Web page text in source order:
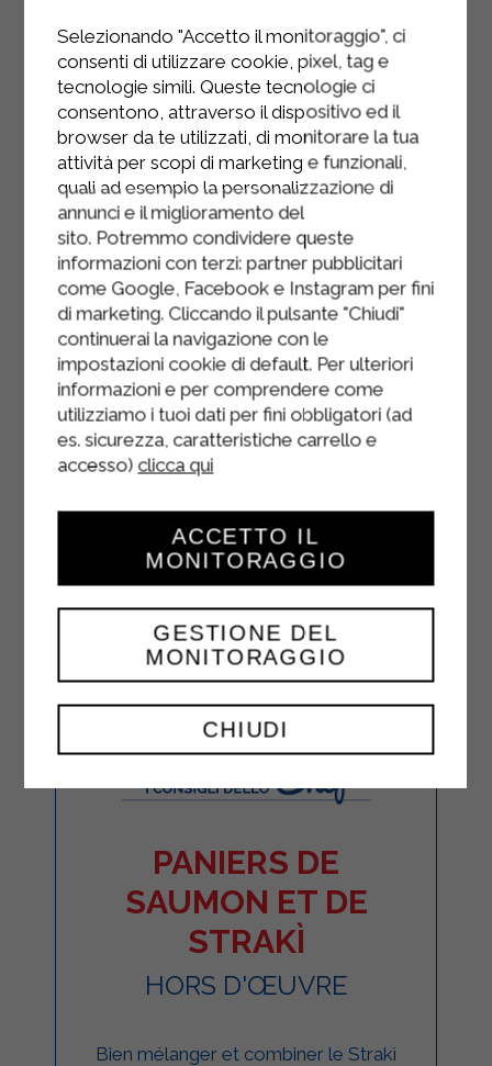
Versez la crème sur la base du
cracker et laissez prendre au
réfrigérateur pendant au moins 3
heures.
Décorez la surface avec les
morceaux de saumon réservés et les
pistaches hachées juste avant de
servir.
PANIERS DE
SAUMON ET DE
STRAKÌ
HORS D'ŒUVRE
Bien mélanger et combiner le Strakì
Selezionando "Accetto il monitoraggio", ci
consenti di utilizzare cookie, pixel, tag e
tecnologie simili. Queste tecnologie ci
consentono, attraverso il dispositivo ed il
browser da te utilizzati, di monitorare la tua
attività per scopi di marketing e funzionali,
quali ad esempio la personalizzazione di
annunci e il miglioramento del
sito. Potremmo condividere queste
informazioni con terzi: partner pubblicitari
come Google, Facebook e Instagram per fini
di marketing. Cliccando il pulsante "Chiudi"
continuerai la navigazione con le
impostazioni cookie di default. Per ulteriori
informazioni e per comprendere come
utilizziamo i tuoi dati per fini obbligatori (ad
es. sicurezza, caratteristiche carrello e
accesso) clicca qui
CHIUDI
GESTIONE DEL
MONITORAGGIO
ACCETTO IL
MONITORAGGIO